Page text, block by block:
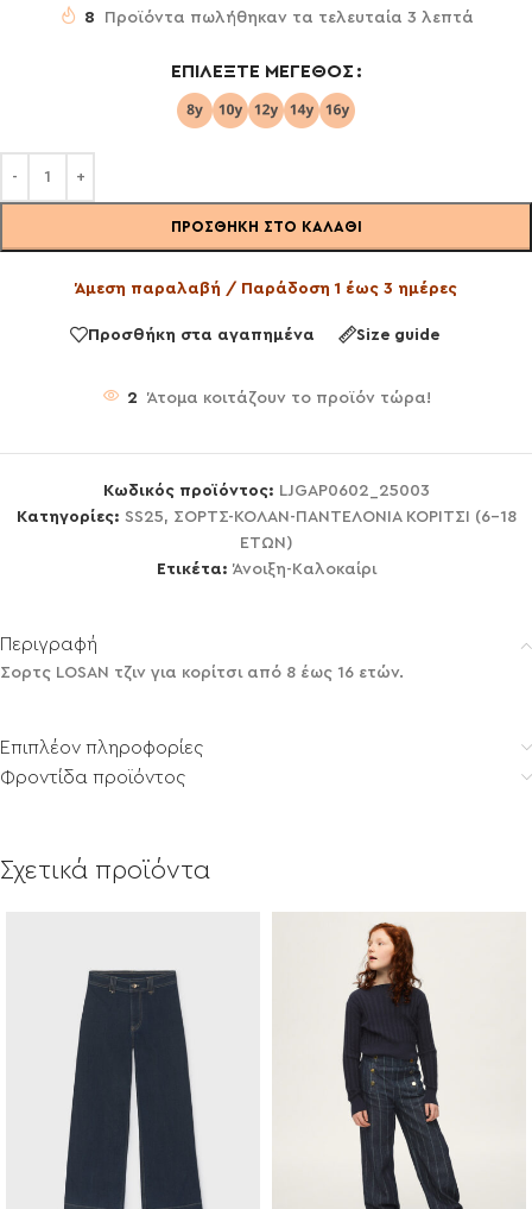
8 Προϊόντα πωλήθηκαν τα τελευταία 3 λεπτά
ΕΠΙΛΈΞΤΕ ΜΈΓΕΘΟΣ
ΠΡΟΣΘΉΚΗ ΣΤΟ ΚΑΛΆΘΙ
Άμεση παραλαβή / Παράδοση 1 έως 3 ημέρες
Προσθήκη στα αγαπημένα Size guide
2 Άτομα κοιτάζουν το προϊόν τώρα!
Κωδικός προϊόντος: LJGAP0602_25003
Κατηγορίες: SS25, ΣΟΡΤΣ-ΚΟΛΑΝ-ΠΑΝΤΕΛΟΝΙΑ ΚΟΡΙΤΣΙ (6-18
ΕΤΩΝ)
Ετικέτα: Άνοιξη-Καλοκαίρι
Περιγραφή
Σορτς LOSAN τζιν για κορίτσι από 8 έως 16 ετών.
Επιπλέον πληροφορίες
Φροντίδα προϊόντος
Σχετικά προϊόντα